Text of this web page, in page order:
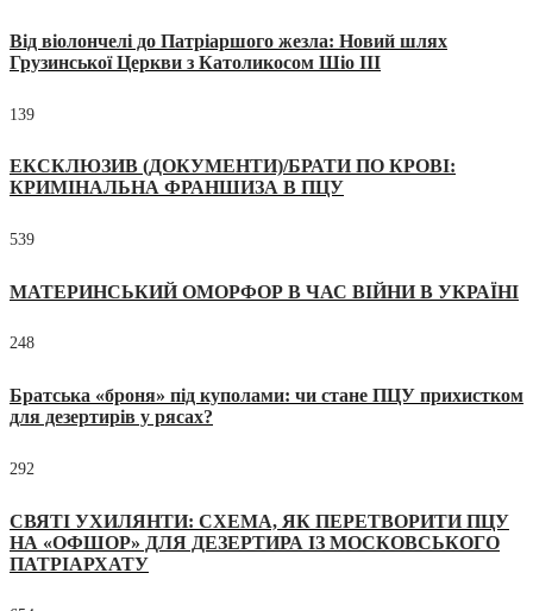
Від віолончелі до Патріаршого жезла: Новий шлях
Грузинської Церкви з Католикосом Шіо III
139
ЕКСКЛЮЗИВ (ДОКУМЕНТИ)/БРАТИ ПО КРОВІ:
КРИМІНАЛЬНА ФРАНШИЗА В ПЦУ
539
МАТЕРИНСЬКИЙ ОМОРФОР В ЧАС ВІЙНИ В УКРАЇНІ
248
Братська «броня» під куполами: чи стане ПЦУ прихистком
для дезертирів у рясах?
292
СВЯТІ УХИЛЯНТИ: СХЕМА, ЯК ПЕРЕТВОРИТИ ПЦУ
НА «ОФШОР» ДЛЯ ДЕЗЕРТИРА ІЗ МОСКОВСЬКОГО
ПАТРІАРХАТУ